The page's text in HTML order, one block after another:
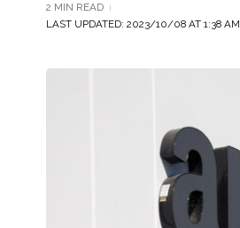
LAST UPDATED: 2023/10/08 AT 1:38 AM
2 MIN READ